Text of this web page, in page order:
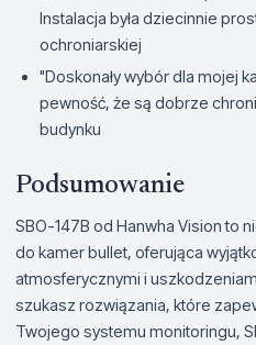
Instalacja była dziecinnie
ochroniarskiej
"Doskonały wybór dla mojej
pewność, że są dobrze
budynku
Podsumowanie
SBO-147B od Hanwha Vision to
do kamer bullet, oferująca
atmosferycznymi i
szukasz rozwiązania, które
Twojego systemu monitoringu,